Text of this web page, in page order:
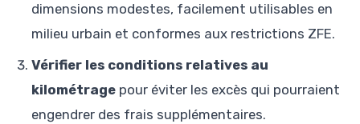
dimensions modestes, facilement utilisables en
milieu urbain et conformes aux restrictions ZFE.
Vérifier les conditions relatives au
kilométrage pour éviter les excès qui pourraient
engendrer des frais supplémentaires.